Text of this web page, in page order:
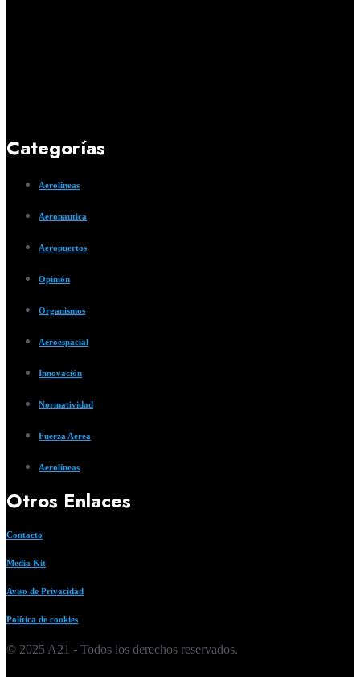
Categorías
Aerolíneas
Aeronautica
Aeropuertos
Opinión
Organismos
Aeroespacial
Innovación
Normatividad
Fuerza Aerea
Aerolíneas
Otros Enlaces
Contacto
Media Kit
Aviso de Privacidad
Política de cookies
© 2025 A21 - Todos los derechos reservados.